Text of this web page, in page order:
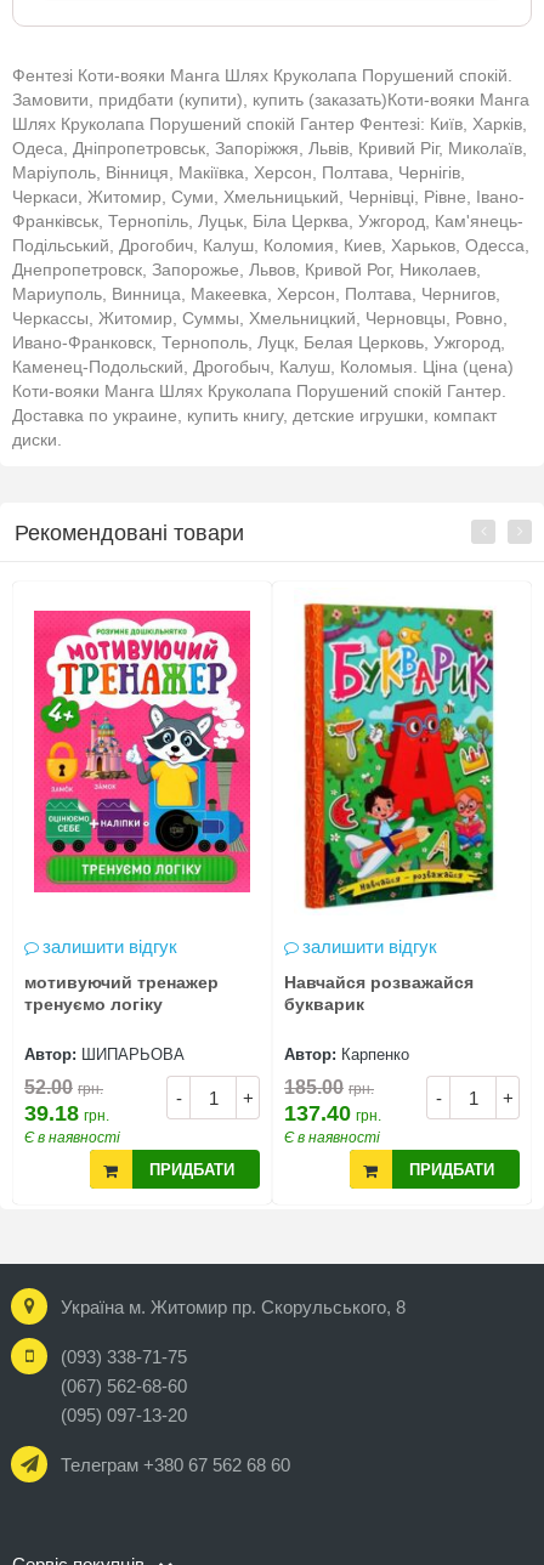
Фентезі Коти-вояки Манга Шлях Круколапа Порушений спокій.
Замовити, придбати (купити), купить (заказать)Коти-вояки Манга
Шлях Круколапа Порушений спокій Гантер Фентезі: Київ, Харків,
Одеса, Дніпропетровськ, Запоріжжя, Львів, Кривий Ріг, Миколаїв,
Маріуполь, Вінниця, Макіївка, Херсон, Полтава, Чернігів,
Черкаси, Житомир, Суми, Хмельницький, Чернівці, Рівне, Івано-
Франківськ, Тернопіль, Луцьк, Біла Церква, Ужгород, Кам'янець-
Подільський, Дрогобич, Калуш, Коломия, Киев, Харьков, Одесса,
Днепропетровск, Запорожье, Львов, Кривой Рог, Николаев,
Мариуполь, Винница, Макеевка, Херсон, Полтава, Чернигов,
Черкассы, Житомир, Суммы, Хмельницкий, Черновцы, Ровно,
Ивано-Франковск, Тернополь, Луцк, Белая Церковь, Ужгород,
Каменец-Подольский, Дрогобыч, Калуш, Коломыя. Ціна (цена)
Коти-вояки Манга Шлях Круколапа Порушений спокій Гантер.
Доставка по украине, купить книгу, детские игрушки, компакт
диски.
Рекомендовані товари
залишити відгук
мотивуючий тренажер
тренуємо логіку
Автор: ШИПАРЬОВА
- +
52.00 грн.
39.18 грн.
Є в наявності
ПРИДБАТИ
залишити відгук
Навчайся розважайся
букварик
Автор: Карпенко
- +
185.00 грн.
137.40 грн.
Є в наявності
ПРИДБАТИ
Україна м. Житомир пр. Скорульського, 8
(093) 338-71-75
(067) 562-68-60
(095) 097-13-20
Телеграм +380 67 562 68 60